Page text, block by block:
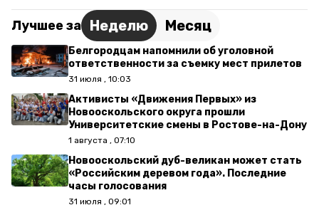
Лучшее за Неделю Месяц
Белгородцам напомнили об уголовной
ответственности за съемку мест прилетов
31 июля , 10:03
Активисты «Движения Первых» из
Новооскольского округа прошли
Университетские смены в Ростове-на-Дону
1 августа , 07:10
Новооскольский дуб-великан может стать
«Российским деревом года». Последние
часы голосования
31 июля , 09:01